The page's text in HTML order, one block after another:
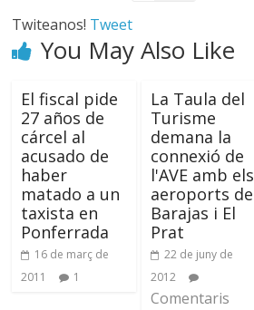
Twiteanos! Tweet
You May Also Like
El fiscal pide
27 años de
cárcel al
acusado de
haber
matado a un
taxista en
Ponferrada
16 de març de
2011
1
La Taula del
Turisme
demana la
connexió de
l'AVE amb els
aeroports de
Barajas i El
Prat
22 de juny de
2012
Comentaris